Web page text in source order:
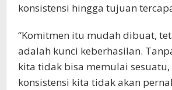
konsistensi hingga tujuan
“Komitmen itu mudah dibuat,
adalah kunci keberhasilan.
kita tidak bisa memulai
konsistensi kita tidak akan